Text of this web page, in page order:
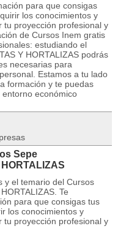
para que consigas
los conocimientos y
tu proyección profesional y
de Cursos Inem gratis
estudiando el
Y HORTALIZAS podrás
necesarias para
Estamos a tu lado
formación y te puedas
económico
Sepe
y el temario del Cursos
Te
para que consigas tus
los conocimientos y
tu proyección profesional y